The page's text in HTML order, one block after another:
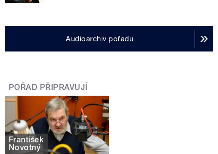
Audioarchiv pořadu
POŘAD PŘIPRAVUJÍ
František
Novotný